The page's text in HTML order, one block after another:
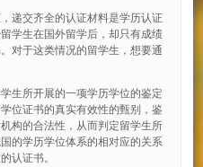
递交齐全的认证材料是学历认证
学生在国外留学后，却只有成绩
对于这类情况的留学生，想要通
生所开展的一项学历学位的鉴定
位证书的真实有效性的甄别，鉴
构的合法性，从而判定留学生所
的学历学位体系的相对应的关系
认证书。